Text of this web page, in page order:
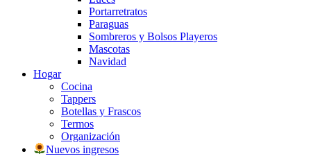
Portarretratos
Paraguas
Sombreros y Bolsos Playeros
Mascotas
Navidad
Hogar
Cocina
Tappers
Botellas y Frascos
Termos
Organización
Nuevos ingresos